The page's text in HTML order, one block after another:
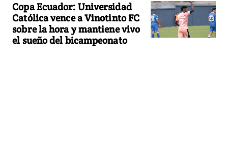
Copa Ecuador: Universidad
Católica vence a Vinotinto FC
sobre la hora y mantiene vivo
el sueño del bicampeonato